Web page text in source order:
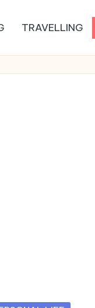
TRAVELLING